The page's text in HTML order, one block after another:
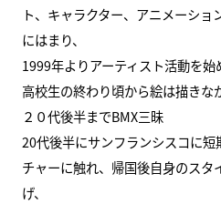
ト、キャラクター、アニメーシ
にはまり、
1999年よりアーティスト活動を始
高校生の終わり頃から絵は描きな
２０代後半までBMX三昧
20代後半にサンフランシスコに短
チャーに触れ、帰国後自身のス
げ、